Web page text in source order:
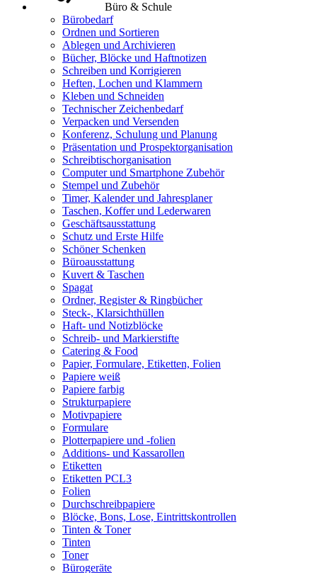
Büro & Schule
Bürobedarf
Ordnen und Sortieren
Ablegen und Archivieren
Bücher, Blöcke und Haftnotizen
Schreiben und Korrigieren
Heften, Lochen und Klammern
Kleben und Schneiden
Technischer Zeichenbedarf
Verpacken und Versenden
Konferenz, Schulung und Planung
Präsentation und Prospektorganisation
Schreibtischorganisation
Computer und Smartphone Zubehör
Stempel und Zubehör
Timer, Kalender und Jahresplaner
Taschen, Koffer und Lederwaren
Geschäftsausstattung
Schutz und Erste Hilfe
Schöner Schenken
Büroausstattung
Kuvert & Taschen
Spagat
Ordner, Register & Ringbücher
Steck-, Klarsichthüllen
Haft- und Notizblöcke
Schreib- und Markierstifte
Catering & Food
Papier, Formulare, Etiketten, Folien
Papiere weiß
Papiere farbig
Strukturpapiere
Motivpapiere
Formulare
Plotterpapiere und -folien
Additions- und Kassarollen
Etiketten
Etiketten PCL3
Folien
Durchschreibpapiere
Blöcke, Bons, Lose, Eintrittskontrollen
Tinten & Toner
Tinten
Toner
Bürogeräte